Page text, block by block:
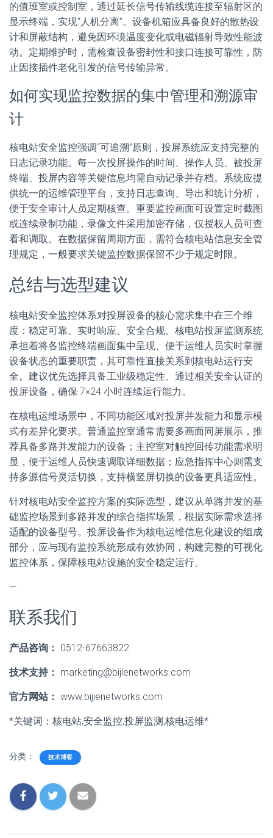
的值班室或控制室，通过延长信号传输线缆连接至辐射区的
显示终端，实现“人机分离”。设备机箱应具备良好的散热设
计和屏蔽结构，避免因环境温度变化或电磁辐射导致性能波
动。定期维护时，需检查设备密封性和接口连接可靠性，防
止因接插件老化引发的信号传输异常。
如何实现监控数据的集中管理和溯源审
计
核电站安全监控强调“可追溯”原则，投屏系统应支持完整的
日志记录功能。每一次投屏操作的时间、操作人员、被投屏
终端、投屏内容等关键信息均需自动记录并存档。系统应提
供统一的运维管理平台，支持日志查询、导出和统计分析，
便于安全审计人员定期核查。重要监控画面可设置定时截图
或连续录制功能，录像文件采用加密存储，仅授权人员可查
看和调取。在数据保留周期方面，需符合核电站信息安全管
理规定，一般要求关键监控数据保留不少于规定时限。
总结与选型建议
核电站安全监控体系对投屏设备的核心需求集中在三个维
度：稳定可靠、实时响应、安全合规。核电站投屏监测系统
承担着将各监控终端画面集中呈现、便于运维人员实时掌握
设备状态的重要职责，其可靠性直接关系到核电站运行安
全。建议优先选择具备工业级稳定性、通过相关安全认证的
投屏设备，确保 7×24 小时连续运行能力。
在核电运维场景中，不同功能区域对投屏并发能力和显示模
式有差异化要求。普通监控室通常需要多画面同屏展示，推
荐具备多路并发能力的设备；主控室对触控回传功能需求明
显，便于运维人员快速调取详细数据；应急指挥中心则需支
持多源信号灵活切换，支持横竖屏切换的设备更具适应性。
针对核电站安全监控方案的实际选型，建议从单路并发的基
础监控场景到多路并发的综合指挥场景，根据实际需求选择
适配的设备型号。投屏设备作为核电运维信息化建设的组成
部分，应与现有监控系统形成有效协同，构建完整的可视化
监控体系，保障核电站设施的安全稳定运行。
—
联系我们
产品咨询： 0512-67663822
技术支持： marketing@bijienetworks.com
官方网站： www.bijienetworks.com
*关键词：核电站,安全监控,投屏监测,核电运维*
分类： 技术博客